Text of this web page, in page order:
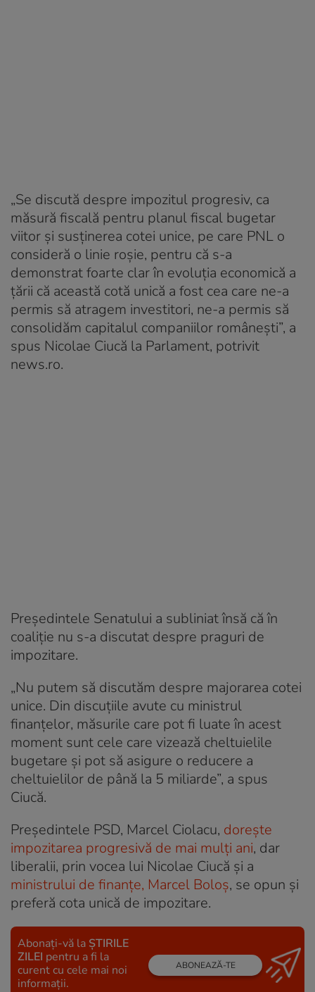
„Se discută despre impozitul progresiv, ca
măsură fiscală pentru planul fiscal bugetar
viitor şi susţinerea cotei unice, pe care PNL o
consideră o linie roşie, pentru că s-a
demonstrat foarte clar în evoluţia economică a
ţării că această cotă unică a fost cea care ne-a
permis să atragem investitori, ne-a permis să
consolidăm capitalul companiilor româneşti”, a
spus Nicolae Ciucă la Parlament, potrivit
news.ro.
Președintele Senatului a subliniat însă că în
coaliţie nu s-a discutat despre praguri de
impozitare.
„Nu putem să discutăm despre majorarea cotei
unice. Din discuţiile avute cu ministrul
finanţelor, măsurile care pot fi luate în acest
moment sunt cele care vizează cheltuielile
bugetare şi pot să asigure o reducere a
cheltuielilor de până la 5 miliarde”, a spus
Ciucă.
Președintele PSD, Marcel Ciolacu, dorește
impozitarea progresivă de mai mulți ani, dar
liberalii, prin vocea lui Nicolae Ciucă și a
ministrului de finanțe, Marcel Boloș, se opun și
preferă cota unică de impozitare.
Abonați-vă la ȘTIRILE
ZILEI pentru a fi la
curent cu cele mai noi
informații.
ABONEAZĂ-TE